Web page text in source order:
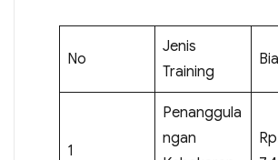
No
Jenis
Training
1
Penanggula
ngan